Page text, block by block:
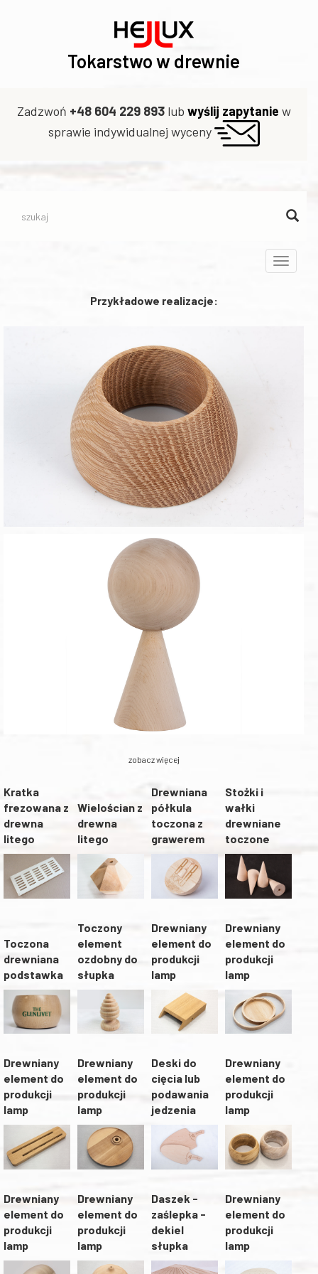
Tokarstwo w drewnie
Zadzwoń +48 604 229 893lub wyślij zapytanie w
sprawie indywidualnej wyceny
Toggle
Przykładowe realizacje:
zobacz więcej
Kratka
frezowana z
drewna
litego
Wielościan z
drewna
litego
Drewniana
półkula
toczona z
grawerem
Stożki i
wałki
drewniane
toczone
Toczona
drewniana
podstawka
Toczony
element
ozdobny do
słupka
Drewniany
element do
produkcji
lamp
Drewniany
element do
produkcji
lamp
Drewniany
element do
produkcji
lamp
Drewniany
element do
produkcji
lamp
Deski do
cięcia lub
podawania
jedzenia
Drewniany
element do
produkcji
lamp
Drewniany
element do
produkcji
lamp
Drewniany
element do
produkcji
lamp
Daszek -
zaślepka -
dekiel
słupka
Drewniany
element do
produkcji
lamp